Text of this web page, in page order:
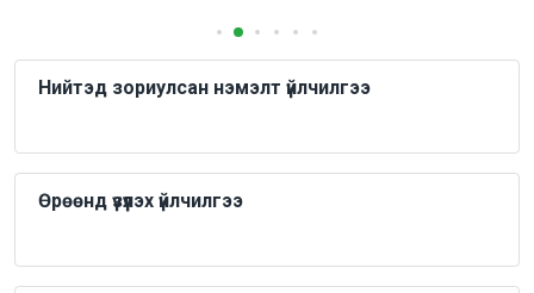
Нийтэд зориулсан нэмэлт үйлчилгээ
Өрөөнд үзүүлэх үйлчилгээ